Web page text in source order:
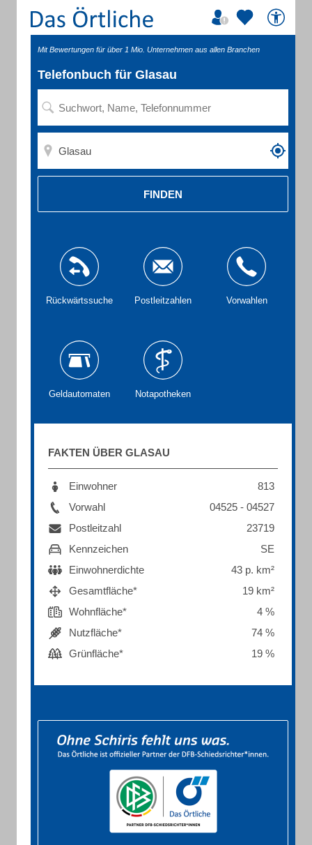
Mit Bewertungen für über 1 Mio. Unternehmen aus allen Branchen
Telefonbuch für Glasau
FINDEN
Rückwärtssuche Postleitzahlen Vorwahlen
Geldautomaten Notapotheken
FAKTEN ÜBER GLASAU
Einwohner
813
Vorwahl
04525 - 04527
Postleitzahl
23719
Kennzeichen
SE
Einwohnerdichte
43 p. km²
Gesamtfläche*
19 km²
Wohnfläche*
4 %
Nutzfläche*
74 %
Grünfläche*
19 %